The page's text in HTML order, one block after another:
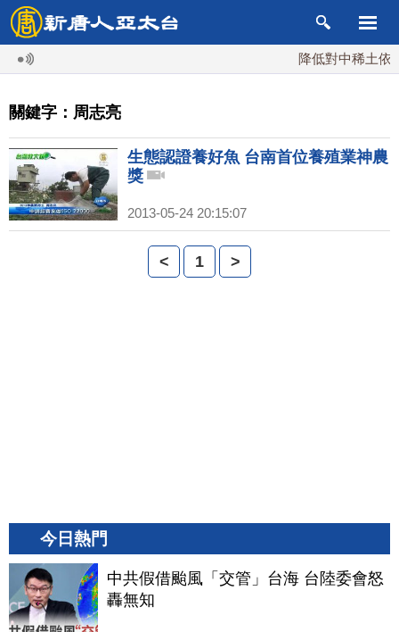
降低對中稀土依
關鍵字：周志亮
生態認證養好魚 台南首位養殖業神農
獎
2013-05-24 20:15:07
< 1 >
今日熱門
中共假借颱風「交管」台海 台陸委會怒
轟無知